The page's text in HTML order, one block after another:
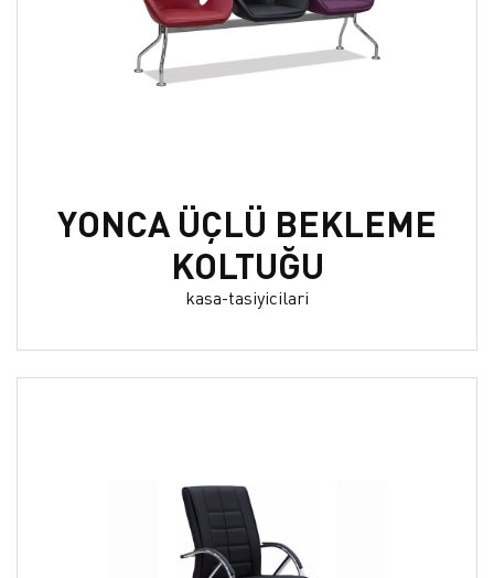
YONCA ÜÇLÜ BEKLEME
KOLTUĞU
kasa-tasiyicilari